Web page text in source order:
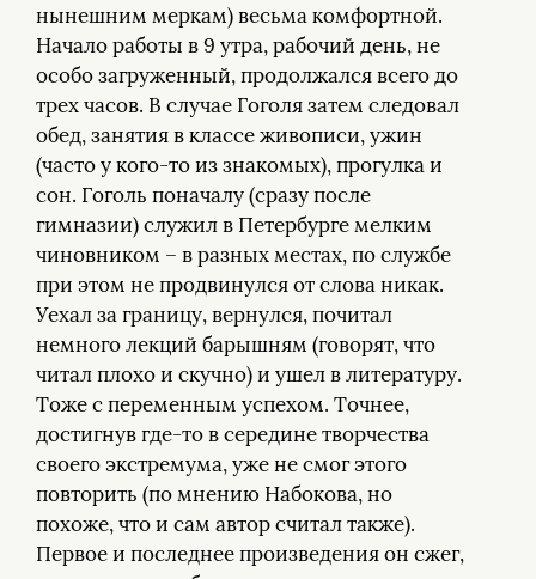
нынешним меркам) весьма комфортной.
Начало работы в 9 утра, рабочий день, не
особо загруженный, продолжался всего до
трех часов. В случае Гоголя затем следовал
обед, занятия в классе живописи, ужин
(часто у кого-то из знакомых), прогулка и
сон. Гоголь поначалу (сразу после
гимназии) служил в Петербурге мелким
чиновником – в разных местах, по службе
при этом не продвинулся от слова никак.
Уехал за границу, вернулся, почитал
немного лекций барышням (говорят, что
читал плохо и скучно) и ушел в литературу.
Тоже с переменным успехом. Точнее,
достигнув где-то в середине творчества
своего экстремума, уже не смог этого
повторить (по мнению Набокова, но
похоже, что и сам автор считал также).
Первое и последнее произведения он сжег,